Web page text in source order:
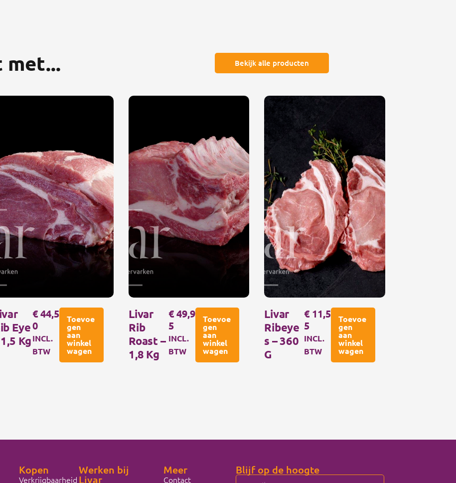
met... Bekijk alle producten
Eye
Kg
€44,5
0
INCL.
BTW
Toevoe
gen
aan
winkel
wagen
Livar
Rib
Roast –
1,8 Kg
€49,9
5
INCL.
BTW
Toevoe
gen
aan
winkel
wagen
Livar
Ribeye
S – 360
G
€11,5
5
INCL.
BTW
Toevoe
gen
aan
winkel
wagen
Kopen
Verkrijgbaarheid
Werken bij
Livar
Meer
Contact
Blijf op de hoogte